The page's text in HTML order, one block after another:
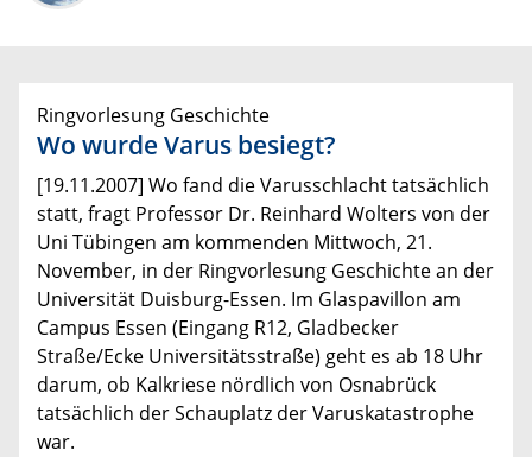
Ringvorlesung Geschichte
Wo wurde Varus besiegt?
[19.11.2007] Wo fand die Varusschlacht tatsächlich
statt, fragt Professor Dr. Reinhard Wolters von der
Uni Tübingen am kommenden Mittwoch, 21.
November, in der Ringvorlesung Geschichte an der
Universität Duisburg-Essen. Im Glaspavillon am
Campus Essen (Eingang R12, Gladbecker
Straße/Ecke Universitätsstraße) geht es ab 18 Uhr
darum, ob Kalkriese nördlich von Osnabrück
tatsächlich der Schauplatz der Varuskatastrophe
war.